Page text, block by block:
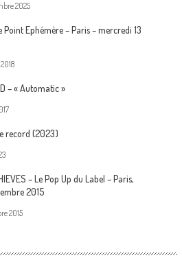
2025
Point Ephémère – Paris – mercredi 13
– « Automatic »
record (2023)
– Le Pop Up du Label – Paris,
2015
2015